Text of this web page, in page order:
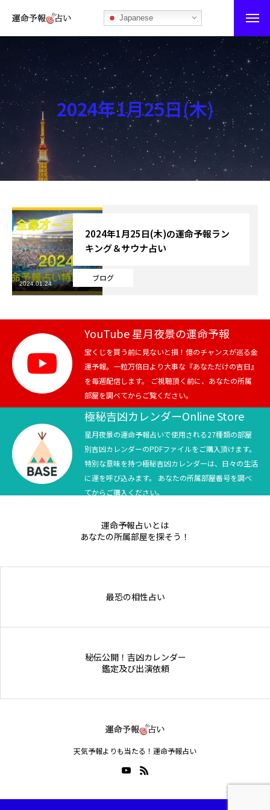
Japanese
運命予報占い
運命予報占いとは
あなたの所属部屋を探そう！
最恐の相性占い
秘伝公開！吉凶カレンダー
ブログ
お知らせ
芸能界
テニス
スポーツ
競馬
テニス四大大会・五輪
テニス四大大会・五輪
2024年1月25日(木)
ブログ
2024年1月25日(木)の運命予報ラン
キング＆サウナ占い
2024.01.24
YouTube 星月夜景の運命予報
宝くじを買う前に見ないと損！億のチャンスが巡る金
運予報。一粒万倍日より大事な『あなただけの吉日』
を毎週配信します。 ご視聴頂く前に、あなたの所属
部屋を調べてからご覧ください。
極秘吉凶カレンダーOnline Store
星月夜景の運命予報占いで使用される27種類の部屋
別吉凶カレンダーのPDFファイルをご購入頂けます。
特別な意味を持つ極秘吉凶カレンダーは、日々の生活
に運を呼び込みます。 あなたの所属部屋番号を調べ
てからご購入ください。
運命予報占いとは
あなたの所属部屋を探そう！
最恐の相性占い
秘伝公開！吉凶カレンダー
鑑定及び出演依頼
天気予報よりも当たる！運命予報占い